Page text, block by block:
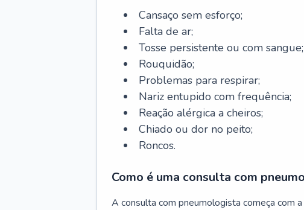
Cansaço sem esforço;
Falta de ar;
Tosse persistente ou com sangue;
Rouquidão;
Problemas para respirar;
Nariz entupido com frequência;
Reação alérgica a cheiros;
Chiado ou dor no peito;
Roncos.
Como é uma consulta com
A consulta com pneumologista começa com